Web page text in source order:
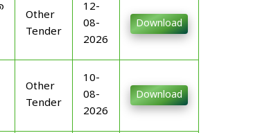
Other
Tender
12-
08-
2026
Download
Other
Tender
10-
08-
2026
Download